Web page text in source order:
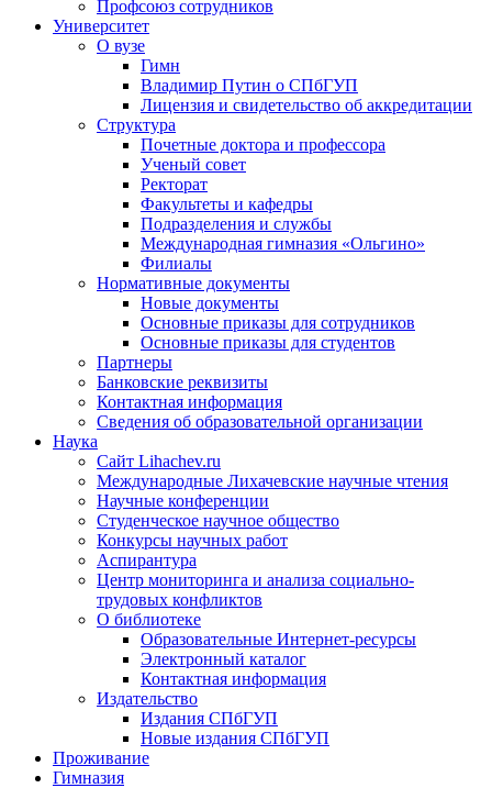
Профсоюз сотрудников
Университет
О вузе
Гимн
Владимир Путин о СПбГУП
Лицензия и свидетельство об аккредитации
Структура
Почетные доктора и профессора
Ученый совет
Ректорат
Факультеты и кафедры
Подразделения и службы
Международная гимназия «Ольгино»
Филиалы
Нормативные документы
Новые документы
Основные приказы для сотрудников
Основные приказы для студентов
Партнеры
Банковские реквизиты
Контактная информация
Сведения об образовательной организации
Наука
Сайт Lihachev.ru
Международные Лихачевские научные чтения
Научные конференции
Студенческое научное общество
Конкурсы научных работ
Аспирантура
Центр мониторинга и анализа социально-
трудовых конфликтов
О библиотеке
Образовательные Интернет-ресурсы
Электронный каталог
Контактная информация
Издательство
Издания СПбГУП
Новые издания СПбГУП
Проживание
Гимназия